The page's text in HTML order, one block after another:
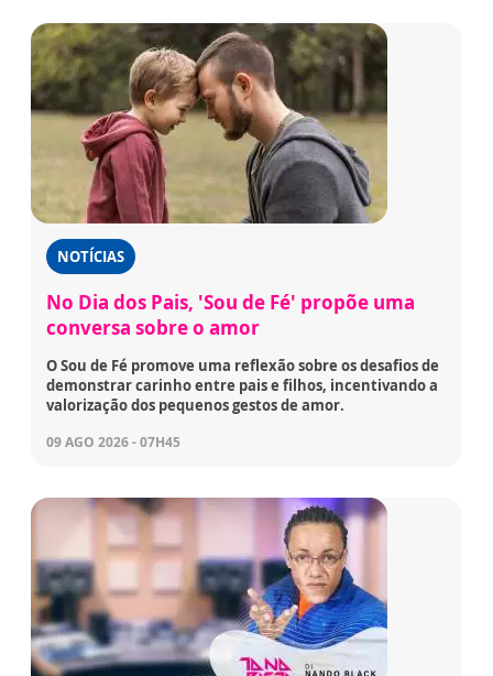
NOTÍCIAS
No Dia dos Pais, 'Sou de Fé' propõe uma
conversa sobre o amor
O Sou de Fé promove uma reflexão sobre os desafios de
demonstrar carinho entre pais e filhos, incentivando a
valorização dos pequenos gestos de amor.
09 AGO 2026 - 07H45